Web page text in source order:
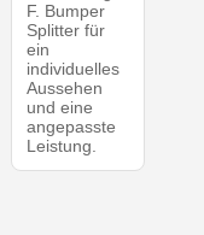
F. Bumper
Splitter für
ein
individuelles
Aussehen
und eine
angepasste
Leistung.